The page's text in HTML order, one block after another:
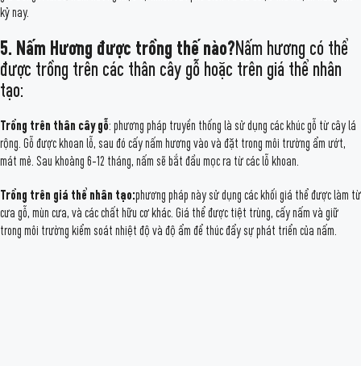
kỷ nay.
5. Nấm Hương được trồng thế nào?Nấm hương có thể
được trồng trên các thân cây gỗ hoặc trên giá thể nhân
tạo:
Trồng trên thân cây gỗ: phương pháp truyền thống là sử dụng các khúc gỗ từ cây lá
rộng. Gỗ được khoan lỗ, sau đó cấy nấm hương vào và đặt trong môi trường ẩm ướt,
mát mẻ. Sau khoảng 6-12 tháng, nấm sẽ bắt đầu mọc ra từ các lỗ khoan.
Trồng trên giá thể nhân tạo:phương pháp này sử dụng các khối giá thể được làm từ
cưa gỗ, mùn cưa, và các chất hữu cơ khác. Giá thể được tiệt trùng, cấy nấm và giữ
trong môi trường kiểm soát nhiệt độ và độ ẩm để thúc đẩy sự phát triển của nấm.